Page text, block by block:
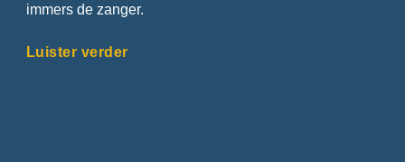
immers de zanger.
Luister verder